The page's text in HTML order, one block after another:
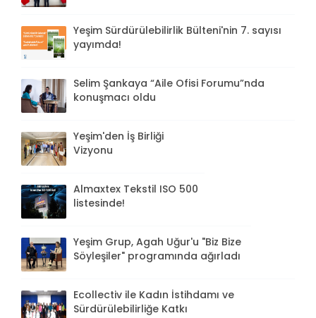
Yeşim Sürdürülebilirlik Bülteni'nin 7. sayısı
yayımda!
Selim Şankaya “Aile Ofisi Forumu”nda
konuşmacı oldu
Yeşim'den İş Birliği
Vizyonu
Almaxtex Tekstil ISO 500
listesinde!
Yeşim Grup, Agah Uğur'u "Biz Bize
Söyleşiler" programında ağırladı
Ecollectiv ile Kadın İstihdamı ve
Sürdürülebilirliğe Katkı